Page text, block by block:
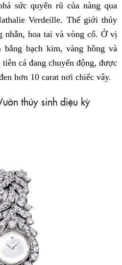
sức quyến rũ của nàng qua
Verdeille. Thế giới thủy
nhẫn, hoa tai và vòng cổ. Ở vị
bạch kim, vàng hồng và
cá đang chuyển động, được
hơn 10 carat nơi chiếc vây.
thủy sinh diệu kỳ